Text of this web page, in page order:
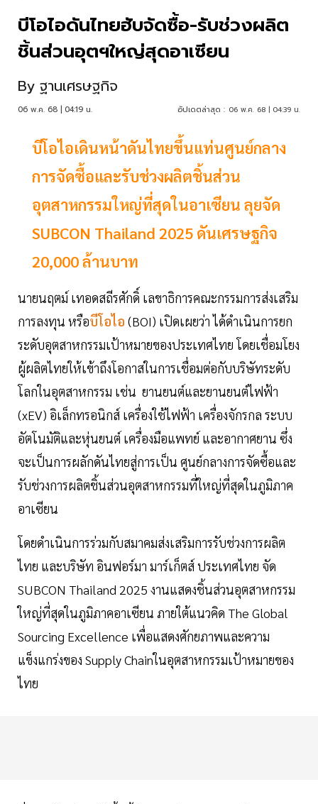
บีโอไอดันไทยฮับจัดซื้อ-รับช่วงผลิต
ชิ้นส่วนอุตฯใหญ่สุดอาเซียน
By ฐานเศรษฐกิจ
06 พ.ค. 68 | 04:19 น. อัปเดตล่าสุด : 06 พ.ค. 68 | 04:39 น.
บีโอไอเดินหน้าดันไทยขึ้นแท่นศูนย์กลาง
การจัดซื้อและรับช่วงผลิตชิ้นส่วน
อุตสาหกรรมใหญ่ที่สุดในอาเซียน ลุยจัด
SUBCON Thailand 2025 ดันเศรษฐกิจ
20,000 ล้านบาท
นายนฤตม์ เทอดสถีรศักดิ์ เลขาธิการคณะกรรมการส่งเสริม
การลงทุน หรือบีโอไอ (BOI) เปิดเผยว่า ได้ดำเนินการยก
ระดับอุตสาหกรรมเป้าหมายของประเทศไทย โดยเชื่อมโยง
ผู้ผลิตไทยให้เข้าถึงโอกาสในการเชื่อมต่อกับบริษัทระดับ
โลกในอุตสาหกรรม เช่น ยานยนต์และยานยนต์ไฟฟ้า
(xEV) อิเล็กทรอนิกส์ เครื่องใช้ไฟฟ้า เครื่องจักรกล ระบบ
อัตโนมัติและหุ่นยนต์ เครื่องมือแพทย์ และอากาศยาน ซึ่ง
จะเป็นการผลักดันไทยสู่การเป็น ศูนย์กลางการจัดซื้อและ
รับช่วงการผลิตชิ้นส่วนอุตสาหกรรมที่ใหญ่ที่สุดในภูมิภาค
อาเซียน
โดยดำเนินการร่วมกับสมาคมส่งเสริมการรับช่วงการผลิต
ไทย และบริษัท อินฟอร์มา มาร์เก็ตส์ ประเทศไทย จัด
SUBCON Thailand 2025 งานแสดงชิ้นส่วนอุตสาหกรรม
ใหญ่ที่สุดในภูมิภาคอาเซียน ภายใต้แนวคิด The Global
Sourcing Excellence เพื่อแสดงศักยภาพและความ
แข็งแกร่งของ Supply Chainในอุตสาหกรรมเป้าหมายของ
ไทย